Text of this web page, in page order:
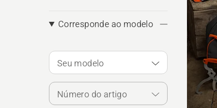
Corresponde ao modelo
Seu modelo
Número do artigo